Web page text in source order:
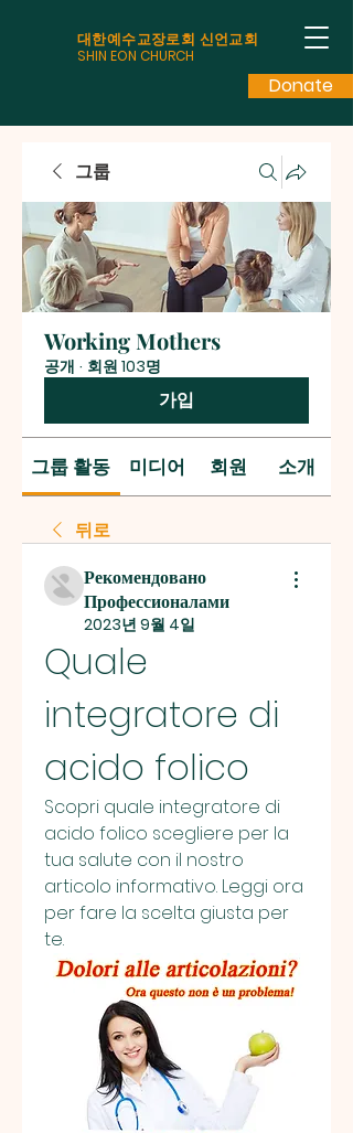
대한예수교장로회 신언교회
SHIN EON CHURCH
Donate
그룹
Working Mothers
공개 · 회원 103명
가입
그룹 활동 미디어 회원 소개
뒤로
Рекомендовано
Профессионалами
2023년 9월 4일
Quale
integratore di
acido folico
Scopri quale integratore di
acido folico scegliere per la
tua salute con il nostro
articolo informativo. Leggi ora
per fare la scelta giusta per
te.